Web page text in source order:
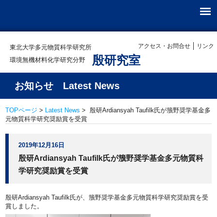
東北大学多元物質科学研究所
環境無機材料化学研究分野
殷研究室
アクセス・お問合せ リンク
お知らせ Latest News
TOPページ > Latest News > 殷研Ardiansyah Taufilk氏が籏野奨学基金多
元物質科学研究奨励賞を受賞
2019年12月16日
殷研Ardiansyah Taufilk氏が籏野奨学基金多元物質科
学研究奨励賞を受賞
殷研Ardiansyah Taufilk氏が、籏野奨学基金多元物質科学研究奨励賞を受
賞しました。